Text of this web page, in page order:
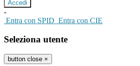
-
Entra con SPID Entra con CIE
Seleziona utente
button close ×